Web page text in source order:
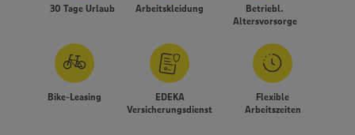
30 Tage Urlaub Arbeitskleidung
Betriebl.
Altersvorsorge
Bike-Leasing
EDEKA
Versicherungsdienst
Flexible
Arbeitszeiten